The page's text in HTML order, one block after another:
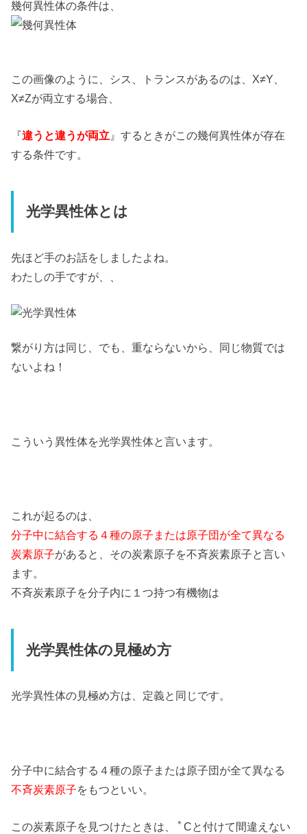
幾何異性体の条件は、
この画像のように、シス、トランスがあるのは、X≠Y、
X≠Zが両立する場合、
『違うと違うが両立 』するときがこの幾何異性体が存在
する条件です。
光学異性体とは
先ほど手のお話をしましたよね。
わたしの手ですが、、
繋がり方は同じ、でも、重ならないから、同じ物質では
ないよね！
こういう異性体を光学異性体と言います。
これが起るのは、
分子中に結合する４種の原子または原子団が全て異なる
炭素原子があると、その炭素原子を不斉炭素原子と言い
ます。
不斉炭素原子を分子内に１つ持つ有機物は
光学異性体の見極め方
光学異性体の見極め方は、定義と同じです。
分子中に結合する４種の原子または原子団が全て異なる
不斉炭素原子をもつといい。
この炭素原子を見つけたときは、 ＊Cと付けて間違えない